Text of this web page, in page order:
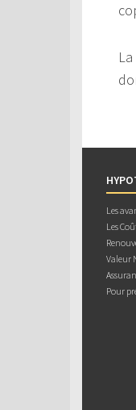
Les
Les
Valeur
Pour